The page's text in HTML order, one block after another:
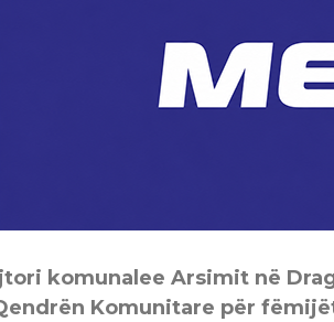
komunalee Arsimit në
Komunitare për